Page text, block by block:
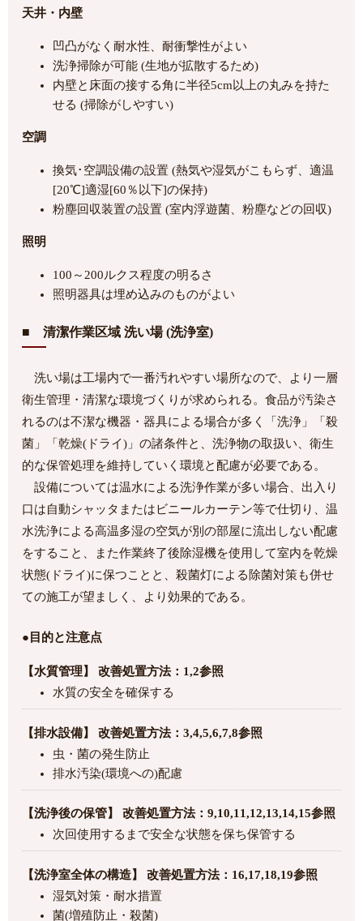
天井・内壁
凹凸がなく耐水性、耐衝撃性がよい
洗浄掃除が可能 (生地が拡散するため)
内壁と床面の接する角に半径5cm以上の丸みを持た
せる (掃除がしやすい)
空調
換気･空調設備の設置 (熱気や湿気がこもらず、適温
[20℃]適湿[60％以下]の保持)
粉塵回収装置の設置 (室内浮遊菌、粉塵などの回収)
照明
100～200ルクス程度の明るさ
照明器具は埋め込みのものがよい
■ 清潔作業区域 洗い場 (洗浄室)
洗い場は工場内で一番汚れやすい場所なので、より一層
衛生管理・清潔な環境づくりが求められる。食品が汚染さ
れるのは不潔な機器・器具による場合が多く「洗浄」「殺
菌」「乾燥(ドライ)」の諸条件と、洗浄物の取扱い、衛生
的な保管処理を維持していく環境と配慮が必要である。
設備については温水による洗浄作業が多い場合、出入り
口は自動シャッタまたはビニールカーテン等で仕切り、温
水洗浄による高温多湿の空気が別の部屋に流出しない配慮
をすること、また作業終了後除湿機を使用して室内を乾燥
状態(ドライ)に保つことと、殺菌灯による除菌対策も併せ
ての施工が望ましく、より効果的である。
●目的と注意点
【水質管理】 改善処置方法：1,2参照
水質の安全を確保する
【排水設備】 改善処置方法：3,4,5,6,7,8参照
虫・菌の発生防止
排水汚染(環境への)配慮
【洗浄後の保管】 改善処置方法：9,10,11,12,13,14,15参照
次回使用するまで安全な状態を保ち保管する
【洗浄室全体の構造】 改善処置方法：16,17,18,19参照
湿気対策・耐水措置
菌(増殖防止・殺菌)